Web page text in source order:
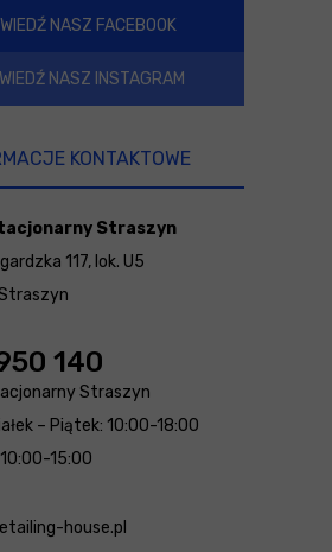
NASZ FACEBOOK
NASZ INSTAGRAM
KONTAKTOWE
Straszyn
117, lok. U5
140
Straszyn
– Piątek: 10:00-18:00
15:00
house.pl